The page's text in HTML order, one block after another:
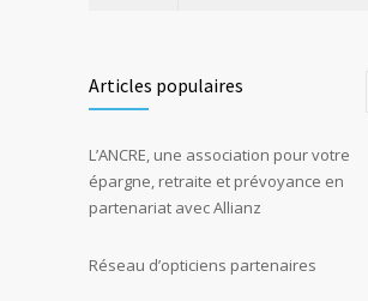
Articles populaires
L’ANCRE, une association pour votre
épargne, retraite et prévoyance en
partenariat avec Allianz
Réseau d’opticiens partenaires